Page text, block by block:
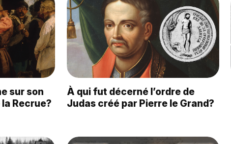
sur son
Recrue?
À qui fut décerné l’ordre de
Judas créé par Pierre le Grand?